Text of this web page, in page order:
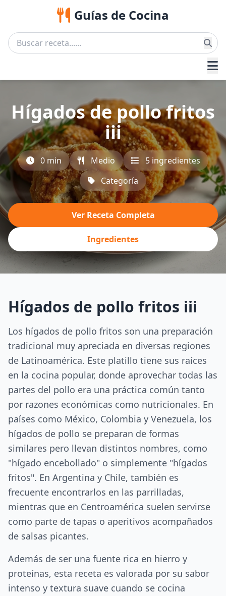
Guías de Cocina
Hígados de pollo fritos
iii
0 min Medio
5 ingredientes
Categoría
Ver Receta Completa
Ingredientes
Hígados de pollo fritos iii
Los hígados de pollo fritos son una preparación
tradicional muy apreciada en diversas regiones
de Latinoamérica. Este platillo tiene sus raíces
en la cocina popular, donde aprovechar todas las
partes del pollo era una práctica común tanto
por razones económicas como nutricionales. En
países como México, Colombia y Venezuela, los
hígados de pollo se preparan de formas
similares pero llevan distintos nombres, como
"hígado encebollado" o simplemente "hígados
fritos". En Argentina y Chile, también es
frecuente encontrarlos en las parrilladas,
mientras que en Centroamérica suelen servirse
como parte de tapas o aperitivos acompañados
de salsas picantes.
Además de ser una fuente rica en hierro y
proteínas, esta receta es valorada por su sabor
intenso y textura suave cuando se cocina